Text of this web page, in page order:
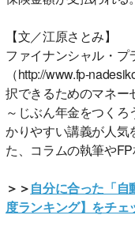
【文／江原さとみ】
ファイナンシャル・
（http://www.fp-
択できるためのマネー
～じぶん年金をつく
かりやすい講義が人気
た、コラムの執筆や
＞＞自分に合った「
度ランキング】をチェ